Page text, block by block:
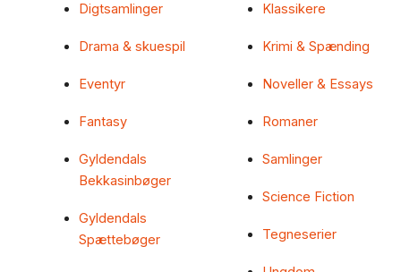
Digtsamlinger
Drama & skuespil
Eventyr
Fantasy
Gyldendals
Bekkasinbøger
Gyldendals
Spættebøger
Klassikere
Krimi & Spænding
Noveller & Essays
Romaner
Samlinger
Science Fiction
Tegneserier